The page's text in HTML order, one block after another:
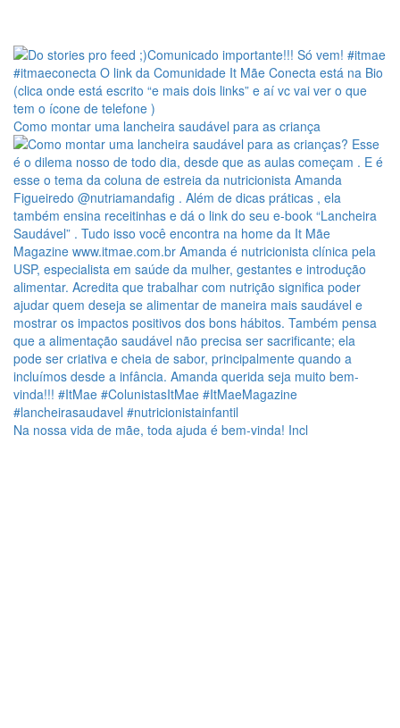
Como montar uma lancheira saudável para as criança
Na nossa vida de mãe, toda ajuda é bem-vinda! Incl